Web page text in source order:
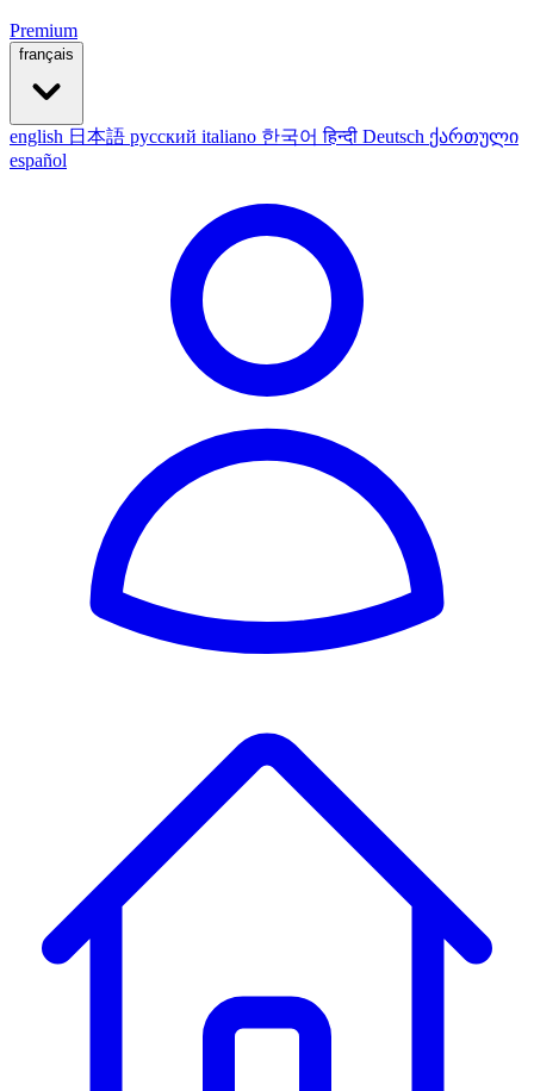
Premium
français
english 日本語 русский italiano 한국어हिन्दी Deutsch ქართული
español